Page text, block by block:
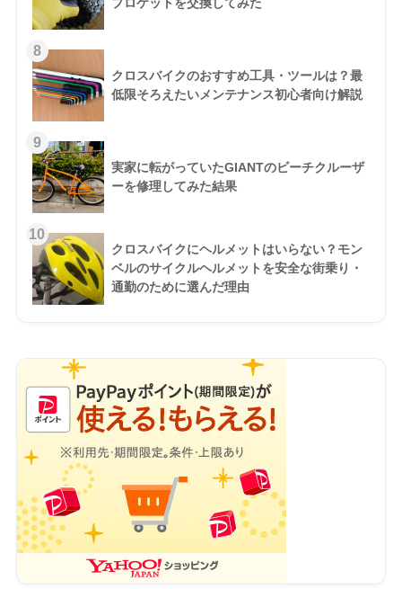
8
クロスバイクのおすすめ工具・ツールは？最
低限そろえたいメンテナンス初心者向け解説
9
実家に転がっていたGIANTのビーチクルーザ
ーを修理してみた結果
10
クロスバイクにヘルメットはいらない？モン
ベルのサイクルヘルメットを安全な街乗り・
通勤のために選んだ理由